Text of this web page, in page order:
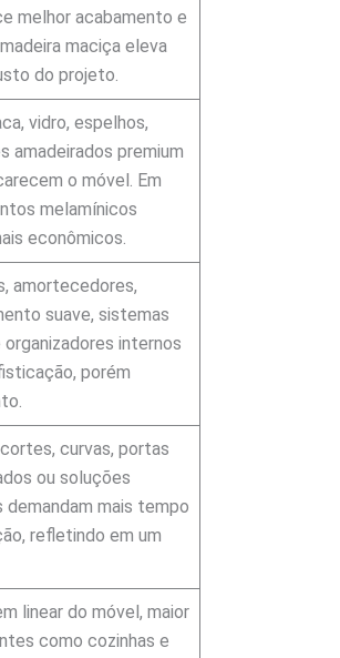
melhor acabamento e
maciça eleva
do projeto.
vidro, espelhos,
amadeirados premium
o móvel. Em
melamínicos
econômicos.
amortecedores,
suave, sistemas
internos
porém
curvas, portas
ou soluções
mais tempo
refletindo em um
linear do móvel, maior
como cozinhas e